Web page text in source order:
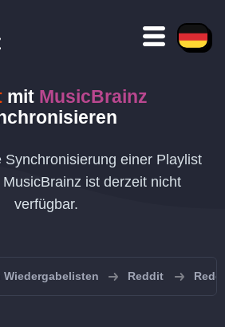
mit MusicBrainz
Synchronisierung einer Playlist
ist derzeit nicht
verfügbar.
Reddit